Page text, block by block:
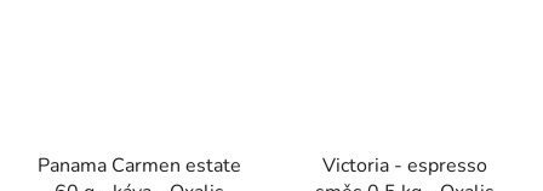
Panama Carmen estate
Victoria - espresso